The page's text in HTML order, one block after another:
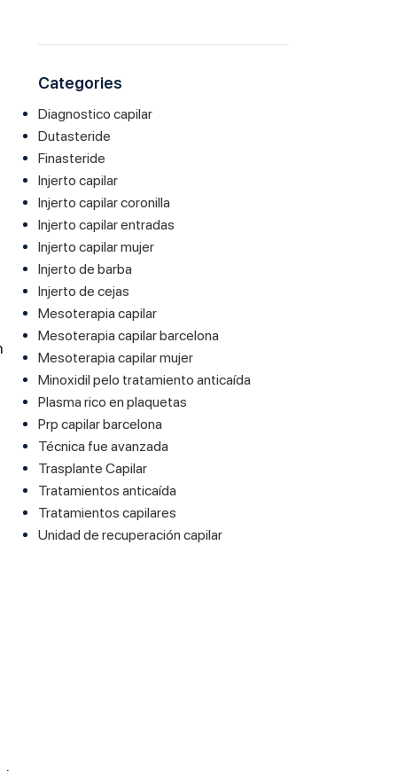
Categories
Diagnostico capilar
Dutasteride
Finasteride
Injerto capilar
Injerto capilar coronilla
Injerto capilar entradas
Injerto capilar mujer
Injerto de barba
Injerto de cejas
Mesoterapia capilar
Mesoterapia capilar barcelona
Mesoterapia capilar mujer
Minoxidil pelo tratamiento anticaída
Plasma rico en plaquetas
Prp capilar barcelona
Técnica fue avanzada
Trasplante Capilar
Tratamientos anticaída
Tratamientos capilares
Unidad de recuperación capilar